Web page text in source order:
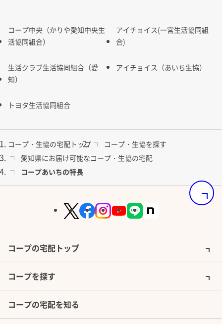
コープ中央（かりや愛知中央生
活協同組合）
アイチョイス(一宮生活協同組
合)
生活クラブ生活協同組合（愛
知）
アイチョイス（あいち生協）
トヨタ生活協同組合
コープ・生協の宅配トップ
コープ・生協を探す
愛知県にお届け可能なコープ・生協の宅配
コープあいちの特長
ページ
コープの宅配トップ
コープを探す
コープの宅配を知る